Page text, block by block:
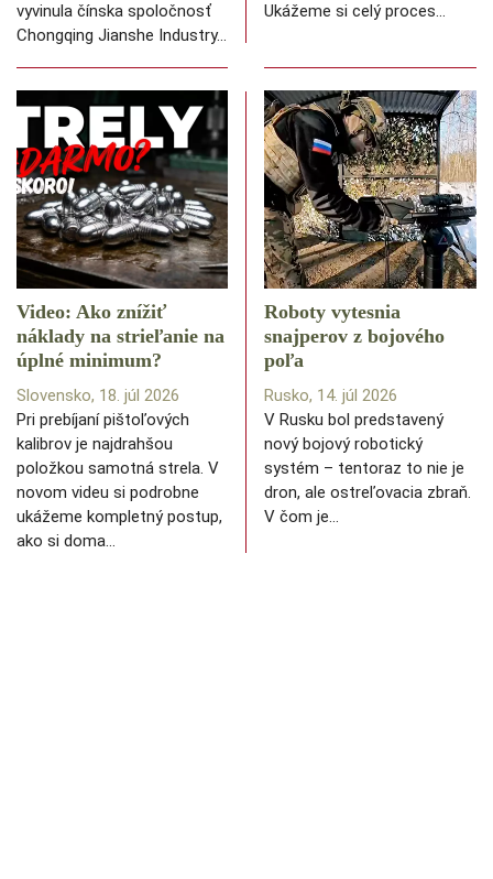
vyvinula čínska spoločnosť
Chongqing Jianshe Industry…
Ukážeme si celý proces…
Video: Ako znížiť
náklady na strieľanie na
úplné minimum?
Slovensko, 18. júl 2026
Pri prebíjaní pištoľových
kalibrov je najdrahšou
položkou samotná strela. V
novom videu si podrobne
ukážeme kompletný postup,
ako si doma…
Roboty vytesnia
snajperov z bojového
poľa
Rusko, 14. júl 2026
V Rusku bol predstavený
nový bojový robotický
systém – tentoraz to nie je
dron, ale ostreľovacia zbraň.
V čom je…